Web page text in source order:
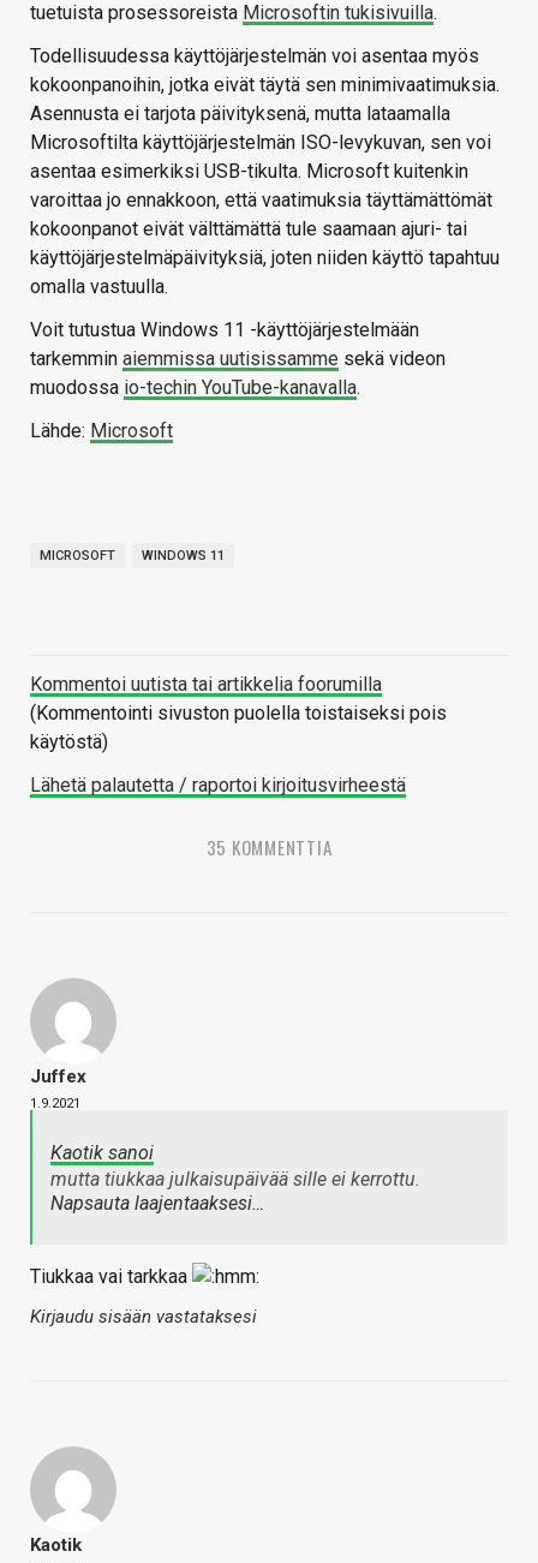
tuetuista prosessoreista Microsoftin tukisivuilla.
Todellisuudessa käyttöjärjestelmän voi asentaa myös
kokoonpanoihin, jotka eivät täytä sen minimivaatimuksia.
Asennusta ei tarjota päivityksenä, mutta lataamalla
Microsoftilta käyttöjärjestelmän ISO-levykuvan, sen voi
asentaa esimerkiksi USB-tikulta. Microsoft kuitenkin
varoittaa jo ennakkoon, että vaatimuksia täyttämättömät
kokoonpanot eivät välttämättä tule saamaan ajuri- tai
käyttöjärjestelmäpäivityksiä, joten niiden käyttö tapahtuu
omalla vastuulla.
Voit tutustua Windows 11 -käyttöjärjestelmään
tarkemmin aiemmissa uutisissamme sekä videon
muodossa io-techin YouTube-kanavalla.
Lähde: Microsoft
MICROSOFT WINDOWS 11
Kommentoi uutista tai artikkelia foorumilla
(Kommentointi sivuston puolella toistaiseksi pois
käytöstä)
Lähetä palautetta / raportoi kirjoitusvirheestä
35 KOMMENTTIA
Juffex
1.9.2021
Kaotik sanoi
mutta tiukkaa julkaisupäivää sille ei kerrottu.
Napsauta laajentaaksesi…
Tiukkaa vai tarkkaa
Kirjaudu sisään vastataksesi
Kaotik